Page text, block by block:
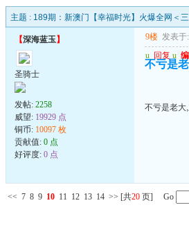
主题 : 189期：新澳门【幸福时光】火爆全网＜
【深海蓝玉】
圣骑士
发帖: 2258
威望: 19929 点
铜币: 10097 枚
贡献值: 0 点
好评度: 0 点
9楼 发表于
u 回复 u
不亏是
不亏是老大
<< 7 8 9 10 11 12 13 14 >> [共20 页] Go